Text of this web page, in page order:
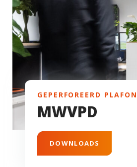
GEPERFOREERD
MWVPD
DOWNLOADS